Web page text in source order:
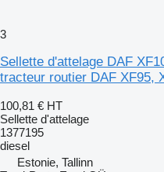
3
Sellette d'attelage DAF
tracteur routier DAF XF95,
100,81 € HT
Sellette d'attelage
1377195
diesel
Estonie, Tallinn